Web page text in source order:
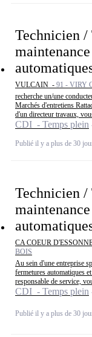
Technicien /
VULCAIN - 91 - VIRY
recherche un/une
Marchés d'entretiens
d'un directeur travaux,
CDI - Temps plein
Publié il y a plus de 30
Technicien /
CA COEUR
BOIS
Au sein d'une entreprise
fermetures automatiques
responsable de service,
CDI - Temps plein
Publié il y a plus de 30